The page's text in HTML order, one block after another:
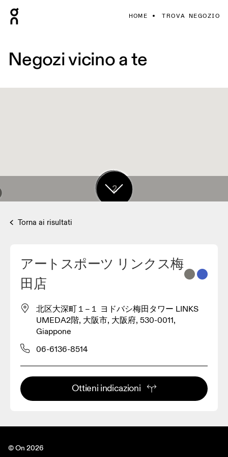
HOME TROVA NEGOZIO
Negozi vicino a te
17
2
Torna ai risultati
アートスポーツ リンクス梅
田店
北区大深町１−１ ヨドバシ梅田タワー LINKS
UMEDA2階, 大阪市, 大阪府, 530-0011,
Giappone
06-6136-8514
Ottieni indicazioni
© On 2026